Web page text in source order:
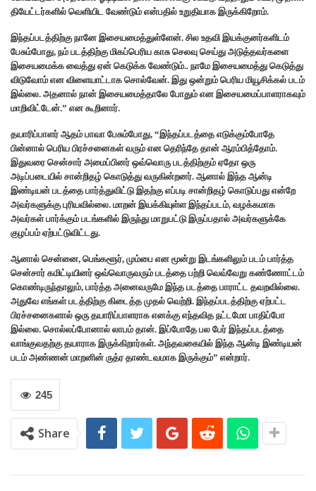
தியேட்டர்களில் வெளியிட வேண்டும் என்பதில் உறுதியாக இருக்கிறோம்.
இந்தப்படத்திற்கு நானே இசையமைத்துள்ளேன். சில உதவி இயக்குனர்களிடம்
பேசும்போது, நம் படத்திற்கு மிகப்பெரிய காசு செலவு செய்து அடுத்தவர்களை
இசையமைக்க வைத்து ஏன் கெடுக்க வேண்டும்.. நாமே இசையமைத்து கெடுத்து
விடுவோம் என விளையாட்டாக சொல்வேன். இது ஒன்றும் பெரிய மியூசிக்கல் படம்
இல்லை. அதனால் நான் இசையமைத்தாலே போதும் என இசையமைப்பாளராகவும்
மாறிவிட்டேன்.” என கூறினார்.
தயாரிப்பாளர் ஆதம் பாவா பேசும்போது, “இந்தப்படத்தை எடுக்கும்போதே
பின்னால் பெரிய பிரச்சனைகள் வரும் என தெரிந்தே தான் ஆரம்பித்தோம்.
இதுவரை சென்சார் அமைப்பினர் ஒவ்வொரு படத்திற்கும் ஏதோ ஒரு
அடிப்படையில் சான்றிதழ் கொடுத்து வருகின்றனர். ஆனால் இந்த ஆன்டி
இண்டியன் படத்தை பார்த்துவிட்டு இதற்கு எப்படி சான்றிதழ் கொடுப்பது என்றே
அவர்களுக்கு புரியவில்லை. மாறன் இயக்கியுள்ள இந்தப்படம், வழக்கமாக
அவர்கள் பார்க்கும் படங்களில் இருந்து மாறுபட்டு இருப்பதால் அவர்களுக்கே
குழப்பம் ஏற்பட்டுவிட்டது.
ஆனால் சென்னை, பெங்களூர், மும்பை என மூன்று இடங்களிலும் படம் பார்த்த
சென்சார் கமிட்டியினர் ஒவ்வொருவரும் படத்தை பற்றி வெவ்வேறு கண்ணோட்டம்
கொண்டிருந்தாலும், பார்த்த அனைவருமே இந்த படத்தை பாராட்ட தவறவில்லை.
அதுவே எங்கள் படத்திற்கு கிடைத்த முதல் வெற்றி. இந்தப்படத்திற்கு ஏற்பட்ட
பிரச்சனைகளால் ஒரு தயாரிப்பாளராக எனக்கு எந்தவித நட்டமோ பாதிப்போ
இல்லை. சொல்லப்போனால் லாபம் தான். இப்போதே பல பேர் இந்தப்படத்தை
வாங்குவதற்கு தயாராக இருக்கிறார்கள். அந்தவகையில் இந்த ஆன்டி இண்டியன்
படம் அண்ணன் மாறனின் ருத்ர தாண்டவமாக இருக்கும்” என்றார்.
245
Share